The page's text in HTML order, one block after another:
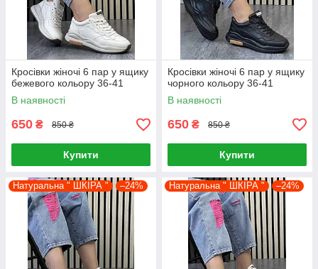
Кросівки жіночі 6 пар у ящику
бежевого кольору 36-41
В наявності
650 ₴ 850 ₴
Купити
Кросівки жіночі 6 пар у ящику
чорного кольору 36-41
В наявності
650 ₴ 850 ₴
Купити
Натуральна " ШКІРА " –24% Натуральна " ШКІРА " –24%